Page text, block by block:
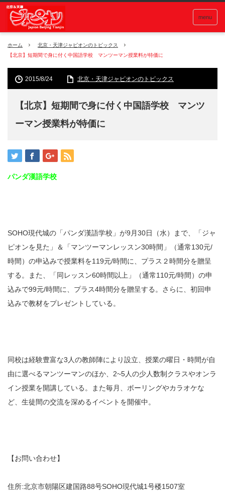
menu
ホーム
北京・天津ジャピオンのトピックス
【北京】短期間で身に付く中国語学校 マンツーマン授業料が特価に
2015/8/24 北京・天津ジャピオンのトピックス
【北京】短期間で身に付く中国語学校 マンツ
ーマン授業料が特価に
パンダ漢語学校
SOHO現代城の「パンダ漢語学校」が9月30日（水）まで、「ジャ
ピオンを見た」＆「マンツーマンレッスン30時間」（通常130元/
時間）の申込みで授業料を119元/時間に、プラス２時間分を贈呈
する。また、「同レッスン60時間以上」（通常110元/時間）の申
込みで99元/時間に、プラス4時間分を贈呈する。さらに、初回申
込みで教材をプレゼントしている。
同校は経験豊富な3人の教師陣により設立、授業の曜日・時間が自
由に選べるマンツーマンのほか、2~5人の少人数制クラスやオンラ
イン授業を開講している。また毎月、ボーリングやカラオケな
ど、生徒間の交流を深めるイベントを開催中。
【お問い合わせ】
住所:北京市朝陽区建国路88号SOHO現代城1号楼1507室